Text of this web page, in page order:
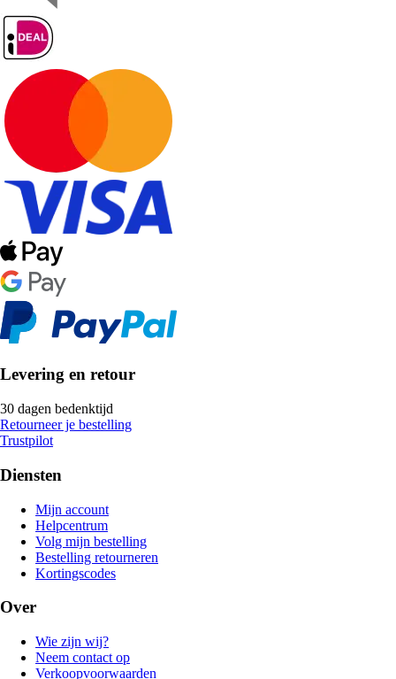
Levering en retour
30 dagen bedenktijd
Retourneer je bestelling
Trustpilot
Diensten
Mijn account
Helpcentrum
Volg mijn bestelling
Bestelling retourneren
Kortingscodes
Over
Wie zijn wij?
Neem contact op
Verkoopvoorwaarden